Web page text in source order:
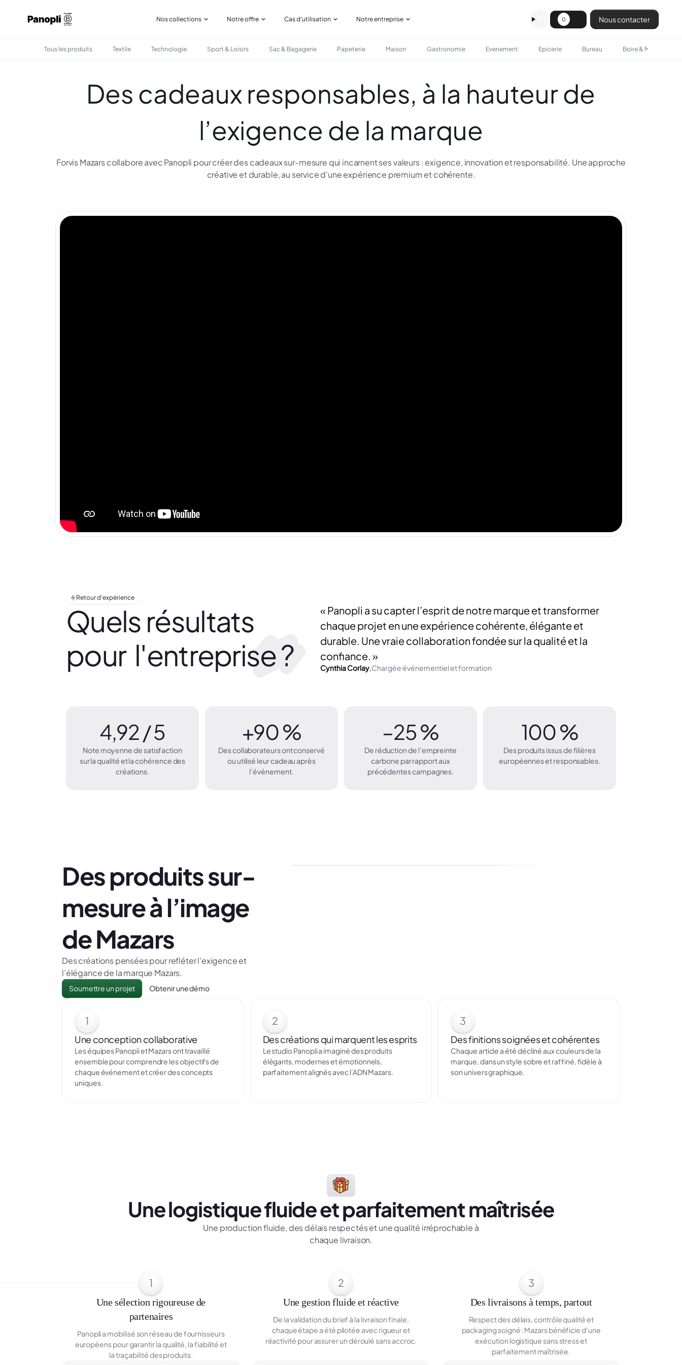
Nos collections Notre offre Cas d'utilisation Notre entreprise 0 Nous contacter
Tous les produits Textile Technologie Sport & Loisirs Sac & Bagagerie Papeterie Maison Gastronomie Evenement Epicerie Bureau Boire & Manger
Des cadeaux responsables, à la hauteur de
l’exigence de la marque
Forvis Mazars collabore avec Panopli pour créer des cadeaux sur-mesure qui incarnent ses valeurs : exigence, innovation et responsabilité. Une approche
créative et durable, au service d’une expérience premium et cohérente.
Retour d'expérience
Quels résultats
pour l'entreprise ?
« Panopli a su capter l’esprit de notre marque et transformer
chaque projet en une expérience cohérente, élégante et
durable. Une vraie collaboration fondée sur la qualité et la
confiance. »
Cynthia Corlay,Chargée événementiel et formation
4,92 / 5
Note moyenne de satisfaction
sur la qualité et la cohérence des
créations.
+90 %
Des collaborateurs ont conservé
ou utilisé leur cadeau après
l’événement.
–25 %
De réduction de l’empreinte
carbone par rapport aux
précédentes campagnes.
100 %
Des produits issus de filières
européennes et responsables.
Des produits sur-
mesure à l’image
de Mazars
Des créations pensées pour refléter l’exigence et
l’élégance de la marque Mazars.
Soumettre un projet Obtenir une démo
1
Une conception collaborative
Les équipes Panopli et Mazars ont travaillé
ensemble pour comprendre les objectifs de
chaque événement et créer des concepts
uniques.
2
Des créations qui marquent les esprits
Le studio Panopli a imaginé des produits
élégants, modernes et émotionnels,
parfaitement alignés avec l’ADN Mazars.
3
Des finitions soignées et cohérentes
Chaque article a été décliné aux couleurs de la
marque, dans un style sobre et raffiné, fidèle à
son univers graphique.
Une logistique fluide et parfaitement maîtrisée
Une production fluide, des délais respectés et une qualité irréprochable à
chaque livraison.
1
Une sélection rigoureuse de
partenaires
Panopli a mobilisé son réseau de fournisseurs
européens pour garantir la qualité, la fiabilité et
la traçabilité des produits.
2
Une gestion fluide et réactive
De la validation du brief à la livraison finale,
chaque étape a été pilotée avec rigueur et
réactivité pour assurer un déroulé sans accroc.
3
Des livraisons à temps, partout
Respect des délais, contrôle qualité et
packaging soigné : Mazars bénéficie d’une
exécution logistique sans stress et
parfaitement maîtrisée.